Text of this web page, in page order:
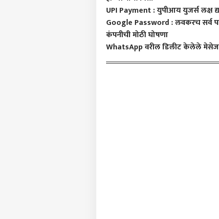
UPI Payment : युपीआय युजर्स लक्ष
Google Password : लवकरच सर्व
कंपनीची मोठी घोषणा
WhatsApp वरील डिलीट केलेले
आमच्यासोबत जाहिरात करा
प्रायव्हसी पॉलिसी
संपर्क साधा
करिअर
फीडबॅक
पुढचं